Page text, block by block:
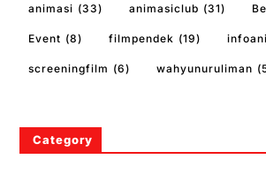
animasi (33) animasiclub (31)
Event (8) filmpendek (19)
screeningfilm (6) wahyunuruliman
Category